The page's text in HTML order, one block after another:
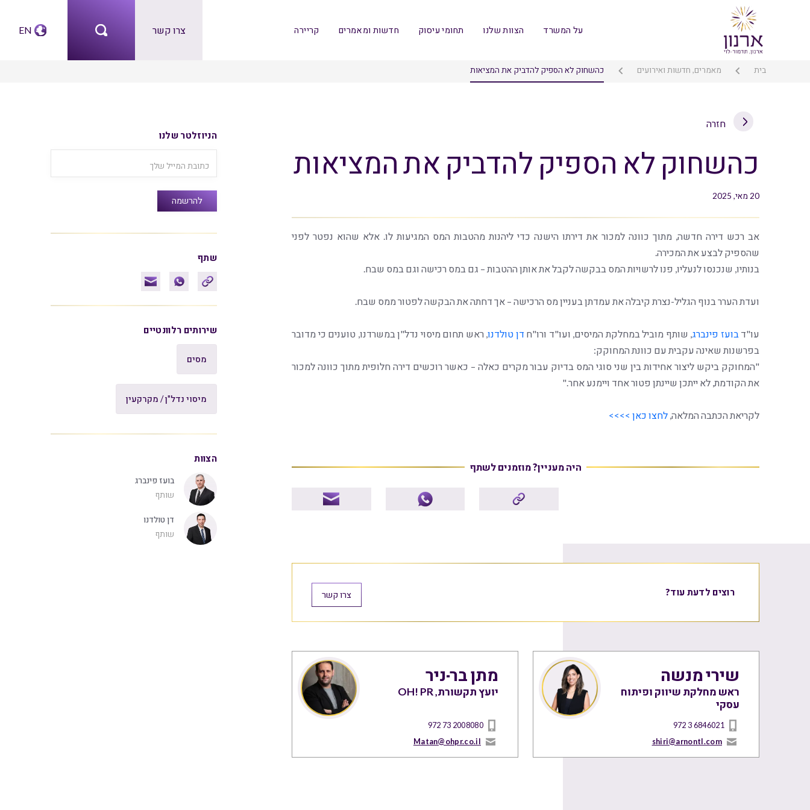
על המשרד הצוות שלנו תחומי עיסוק חדשות ומאמרים קריירה צרו קשר EN
בית מאמרים, חדשות ואירועים כהשחוק לא הספיק להדביק את המציאות
חזרה
כהשחוק לא הספיק להדביק את המציאות
20 מאי, 2025
אב רכש דירה חדשה, מתוך כוונה למכור את דירתו הישנה כדי ליהנות מהטבות המס המגיעות לו. אלא שהוא נפטר לפני
שהספיק לבצע את המכירה.
בנותיו, שנכנסו לנעליו, פנו לרשויות המס בבקשה לקבל את אותן ההטבות – גם במס רכישה וגם במס שבח.
ועדת הערר בנוף הגליל-נצרת קיבלה את עמדתן בעניין מס הרכישה – אך דחתה את הבקשה לפטור ממס שבח.
עו"ד בועז פינברג , שותף מוביל במחלקת המיסים, ועו"ד ורו"ח דן טולדנו , ראש תחום מיסוי נדל"ן במשרדנו, טוענים כי מדובר
בפרשנות שאינה עקבית עם כוונת המחוקק:
"המחוקק ביקש ליצור אחידות בין שני סוגי המס בדיוק עבור מקרים כאלה – כאשר רוכשים דירה חלופית מתוך כוונה למכור
את הקודמת, לא ייתכן שיינתן פטור אחד ויימנע אחר."
לקריאת הכתבה המלאה, לחצו כאן >>>>
היה מעניין? מוזמנים לשתף
רוצים לדעת עוד? צרו קשר
שירי מנשה
ראש מחלקת שיווק ופיתוח
עסקי
972 3 6846021
shiri@arnontl.com
מתן בר-ניר
יועץ תקשורת, OH! PR
972 73 2008080
Matan@ohpr.co.il
הניוזלטר שלנו
שתף
שירותים רלוונטיים
מסים
מיסוי נדל"ן / מקרקעין
הצוות
בועז פינברג
שותף
דן טולדנו
שותף